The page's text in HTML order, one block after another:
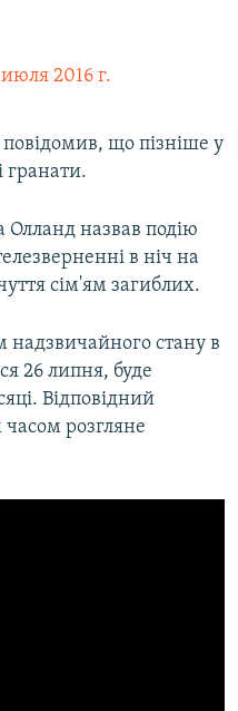
июля 2016 г.
повідомив, що пізніше у
гранати.
Олланд назвав подію
в ніч на
сім'ям загиблих.
стану в
26 липня, буде
Відповідний
розгляне